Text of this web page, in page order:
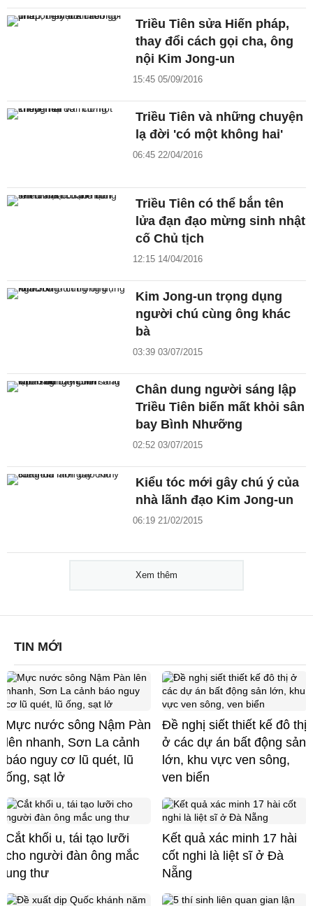
Triều Tiên sửa Hiến pháp,
thay đổi cách gọi cha, ông
nội Kim Jong-un
15:45 05/09/2016
Triều Tiên và những chuyện
lạ đời 'có một không hai'
06:45 22/04/2016
Triều Tiên có thể bắn tên
lửa đạn đạo mừng sinh nhật
cố Chủ tịch
12:15 14/04/2016
Kim Jong-un trọng dụng
người chú cùng ông khác
bà
03:39 03/07/2015
Chân dung người sáng lập
Triều Tiên biến mất khỏi sân
bay Bình Nhưỡng
02:52 03/07/2015
Kiểu tóc mới gây chú ý của
nhà lãnh đạo Kim Jong-un
06:19 21/02/2015
Xem thêm
TIN MỚI
Mực nước sông Nậm Pàn
lên nhanh, Sơn La cảnh
báo nguy cơ lũ quét, lũ
ống, sạt lở
Đề nghị siết thiết kế đô thị
ở các dự án bất động sản
lớn, khu vực ven sông,
ven biển
Cắt khối u, tái tạo lưỡi
cho người đàn ông mắc
ung thư
Kết quả xác minh 17 hài
cốt nghi là liệt sĩ ở Đà
Nẵng